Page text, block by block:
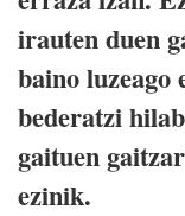
irauten duen
baino luzeago
bederatzi
gaituen
ezinik.